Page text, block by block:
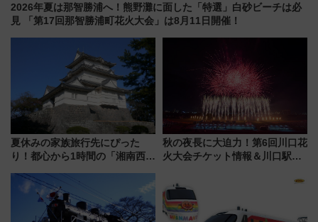
2026年夏は那智勝浦へ！熊野灘に面した「特選」白砂ビーチは必
見 「第17回那智勝浦町花火大会」は8月11日開催！
夏休みの家族旅行先にぴった
り！都心から1時間の「湘南西エ
島とは異なる魅力を持つ今夏の
注目スポット
秋の夜長に大迫力！第6回川口花
火大会チケット情報＆川口駅か